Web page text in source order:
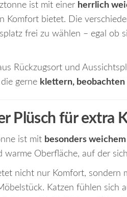
ist mit einer herrlich
Komfort bietet. Die
frei zu wählen – egal ob
Rückzugsort und
gerne klettern,
Plüsch für extra
ist mit besonders
warme Oberfläche, auf der
nicht nur Komfort, sondern
Katzen fühlen sich